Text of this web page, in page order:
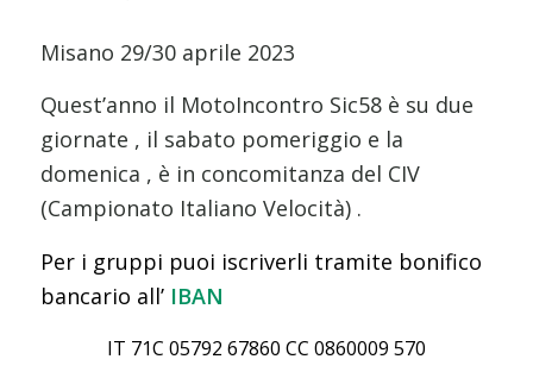
Misano 29/30 aprile 2023
Quest’anno il MotoIncontro Sic58 è su due
giornate , il sabato pomeriggio e la
domenica , è in concomitanza del CIV
(Campionato Italiano Velocità) .
Per i gruppi puoi iscriverli tramite bonifico
bancario all’ IBAN
IT 71C 05792 67860 CC 0860009 570